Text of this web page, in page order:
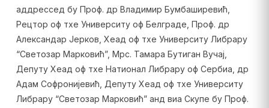
аддрессед бy Проф. др Владимир Бумбаширевић,
Рецтор оф тхе Университy оф Белграде, Проф. др
Александар Јерков, Хеад оф тхе Университy Либрарy
“Светозар Марковић”, Мрс. Тамара Бутиган Вучај,
Депутy Хеад оф тхе Натионал Либрарy оф Сербиа, др
Адам Софронијевић, Депутy Хеад оф тхе Университy
Либрарy “Светозар Марковић” анд виа Скyпе бy Проф.